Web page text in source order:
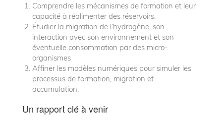
Comprendre les mécanismes de formation et leur
capacité à réalimenter des réservoirs.
Étudier la migration de l’hydrogène, son
interaction avec son environnement et son
éventuelle consommation par des micro-
organismes
Affiner les modèles numériques pour simuler les
processus de formation, migration et
accumulation.
Un rapport clé à venir